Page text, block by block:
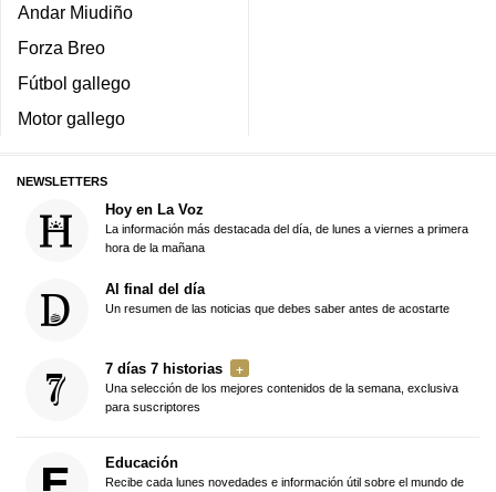
Andar Miudiño
Forza Breo
Fútbol gallego
Motor gallego
NEWSLETTERS
Hoy en La Voz
La información más destacada del día, de lunes a viernes a primera
hora de la mañana
Al final del día
Un resumen de las noticias que debes saber antes de acostarte
7 días 7 historias
Una selección de los mejores contenidos de la semana, exclusiva
para suscriptores
Educación
Recibe cada lunes novedades e información útil sobre el mundo de